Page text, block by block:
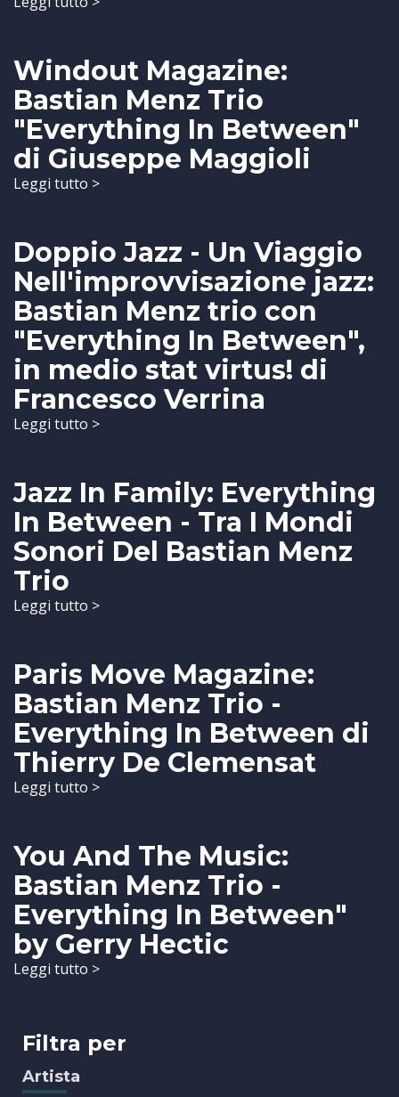
Windout Magazine:
Bastian Menz Trio
"Everything In Between"
di Giuseppe Maggioli
Leggi tutto >
Doppio Jazz - Un Viaggio
Nell'improvvisazione jazz:
Bastian Menz trio con
"Everything In Between",
in medio stat virtus! di
Francesco Verrina
Leggi tutto >
Jazz In Family: Everything
In Between - Tra I Mondi
Sonori Del Bastian Menz
Trio
Leggi tutto >
Paris Move Magazine:
Bastian Menz Trio -
Everything In Between di
Thierry De Clemensat
Leggi tutto >
You And The Music:
Bastian Menz Trio -
Everything In Between"
by Gerry Hectic
Leggi tutto >
Filtra per
Artista